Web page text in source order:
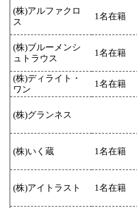
(株)アルファクロ
ス
1名在籍
(株)ブルーメンシ
ュトラウス
1名在籍
(株)ディライト・
ワン
1名在籍
(株)グランネス
(株)いく蔵 1名在籍
(株)アイトラスト 1名在籍